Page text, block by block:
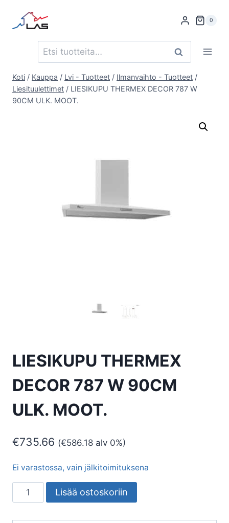
sisältöön
0
Etsi: Haku
Koti / Kauppa / Lvi - Tuotteet / Ilmanvaihto - Tuotteet /
Liesituulettimet / LIESIKUPU THERMEX DECOR 787 W
90CM ULK. MOOT.
LIESIKUPU THERMEX
DECOR 787 W 90CM
ULK. MOOT.
€735.66 (€586.18 alv 0%)
Ei varastossa, vain jälkitoimituksena
LIESIKUPU
THERMEX
Lisää ostoskoriin